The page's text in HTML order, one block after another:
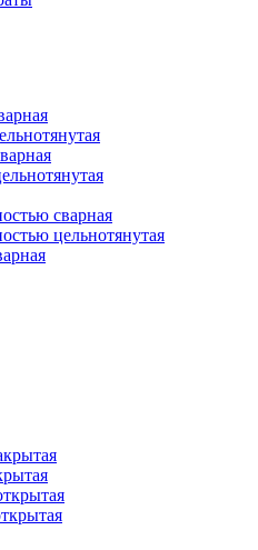
сварная
цельнотянутая